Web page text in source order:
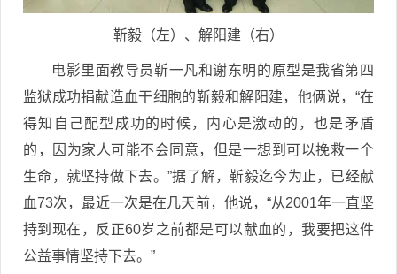
靳毅（左）、解阳建（右）
电影里面教导员靳一凡和谢东明的原型是我省第四
监狱成功捐献造血干细胞的靳毅和解阳建，他俩说，“在
得知自己配型成功的时候，内心是激动的，也是矛盾
的，因为家人可能不会同意，但是一想到可以挽救一个
生命，就坚持做下去。”据了解，靳毅迄今为止，已经献
血73次，最近一次是在几天前，他说，“从2001年一直坚
持到现在，反正60岁之前都是可以献血的，我要把这件
公益事情坚持下去。”